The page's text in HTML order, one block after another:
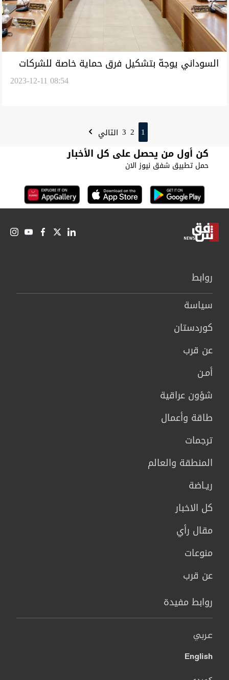
السوداني يوجهّ بتشكيل فرق حماية خاصة للشركات
2023-12-11 08:54
1
2
3 التالي
كن أول من يحصل على كل الأخبار
حمل تطبيق شفق نيوز الان
روابط
سیاسة
كوردستان
عن قرب
أمـن
شؤون عراقية
طاقة وأعمال
ترجمات
المنطقة والعالم
ريـاضة
كل الاخبار
مقال رأي
منوعات
عن قرب
روابط مفيدة
عربي
English